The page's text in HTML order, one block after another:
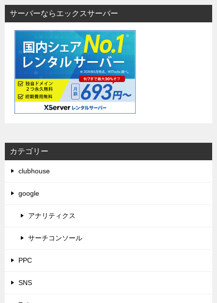
サーバーならエックスサーバー
カテゴリー
clubhouse
google
アナリティクス
サーチコンソール
PPC
SNS